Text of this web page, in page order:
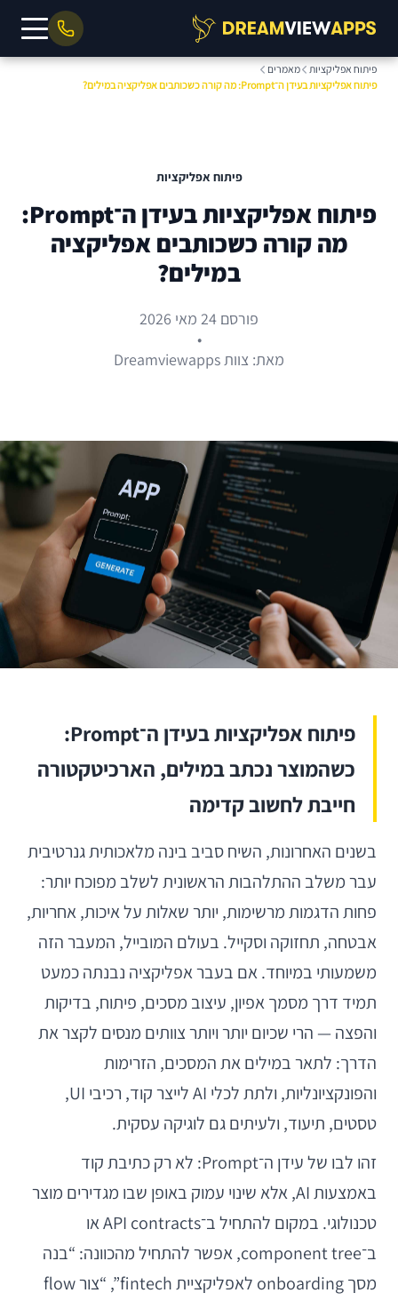
פיתוח אפליקציות
מאמרים
פיתוח אפליקציות בעידן ה־Prompt: מה קורה כשכותבים אפליקציה במילים?
פיתוח אפליקציות
פיתוח אפליקציות בעידן ה־Prompt:
מה קורה כשכותבים אפליקציה
במילים?
פורסם 24 מאי 2026
•
מאת: צוות Dreamviewapps
פיתוח אפליקציות בעידן ה־Prompt:
כשהמוצר נכתב במילים, הארכיטקטורה
חייבת לחשוב קדימה
בשנים האחרונות, השיח סביב בינה מלאכותית גנרטיבית
עבר משלב ההתלהבות הראשונית לשלב מפוכח יותר:
פחות הדגמות מרשימות, יותר שאלות על איכות, אחריות,
אבטחה, תחזוקה וסקייל. בעולם המובייל, המעבר הזה
משמעותי במיוחד. אם בעבר אפליקציה נבנתה כמעט
תמיד דרך מסמך אפיון, עיצוב מסכים, פיתוח, בדיקות
והפצה — הרי שכיום יותר ויותר צוותים מנסים לקצר את
הדרך: לתאר במילים את המסכים, הזרימות
והפונקציונליות, ולתת לכלי AI לייצר קוד, רכיבי UI,
טסטים, תיעוד, ולעיתים גם לוגיקה עסקית.
זהו לבו של עידן ה־Prompt: לא רק כתיבת קוד
באמצעות AI, אלא שינוי עמוק באופן שבו מגדירים מוצר
טכנולוגי. במקום להתחיל ב־API contracts או
ב־component tree, אפשר להתחיל מהכוונה: “בנה
מסך onboarding לאפליקציית fintech”, “צור flow